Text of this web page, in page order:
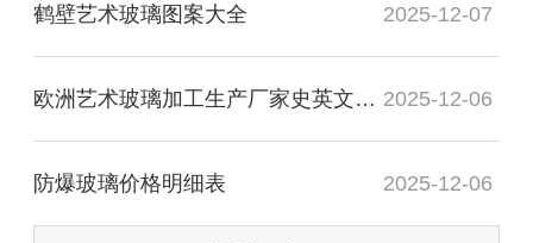
鹤壁艺术玻璃图案大全 2025-12-07
欧洲艺术玻璃加工生产厂家史英文名词解释 2025-12-06
防爆玻璃价格明细表 2025-12-06